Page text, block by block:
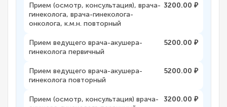
Прием (осмотр, консультация), врача-
гинеколога, врача-гинеколога-
онколога, к.м.н. повторный
3200.00 ₽
Прием ведущего врача-акушера-
гинеколога первичный
5200.00 ₽
Прием ведущего врача-акушера-
гинеколога повторный
5200.00 ₽
Прием (осмотр, консультация) врача-
3200.00 ₽